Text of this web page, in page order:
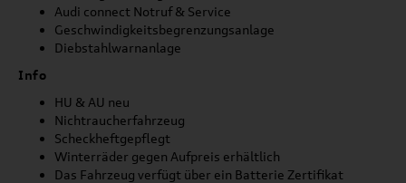
Audi connect Notruf & Service
Geschwindigkeitsbegrenzungsanlage
Diebstahlwarnanlage
Info
HU & AU neu
Nichtraucherfahrzeug
Scheckheftgepflegt
Winterräder gegen Aufpreis erhältlich
Das Fahrzeug verfügt über ein Batterie Zertifikat